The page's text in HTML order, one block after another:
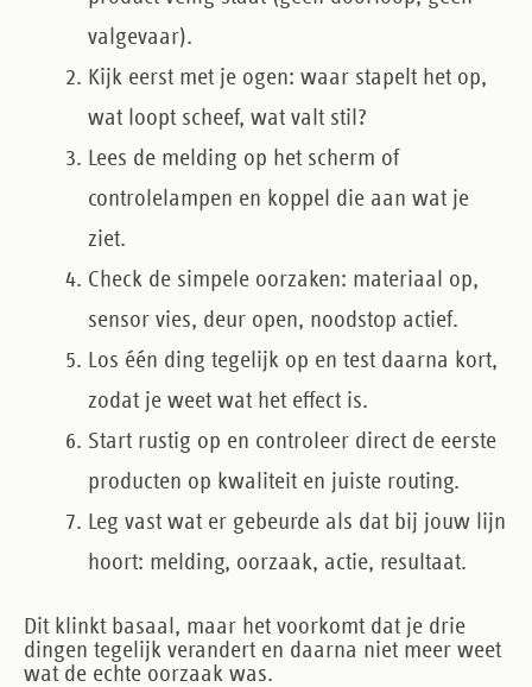
valgevaar).
Kijk eerst met je ogen: waar stapelt het op,
wat loopt scheef, wat valt stil?
Lees de melding op het scherm of
controlelampen en koppel die aan wat je
ziet.
Check de simpele oorzaken: materiaal op,
sensor vies, deur open, noodstop actief.
Los één ding tegelijk op en test daarna kort,
zodat je weet wat het effect is.
Start rustig op en controleer direct de eerste
producten op kwaliteit en juiste routing.
Leg vast wat er gebeurde als dat bij jouw lijn
hoort: melding, oorzaak, actie, resultaat.
Dit klinkt basaal, maar het voorkomt dat je drie
dingen tegelijk verandert en daarna niet meer weet
wat de echte oorzaak was.